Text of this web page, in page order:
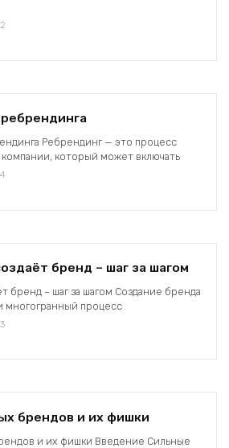
2
Ребрендинг — это процесс
который может включать
4
бренд – шаг за шагом
бренд – шаг за шагом Создание бренда
многогранный процесс
3
брендов и их фишки
и их фишки Введение Сильные